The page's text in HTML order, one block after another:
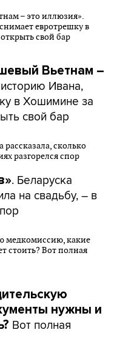
Вьетнам –
Ивана,
в Хошимине за
свой бар
. Беларуска
на свадьбу, – в
нужны и
Вот полная